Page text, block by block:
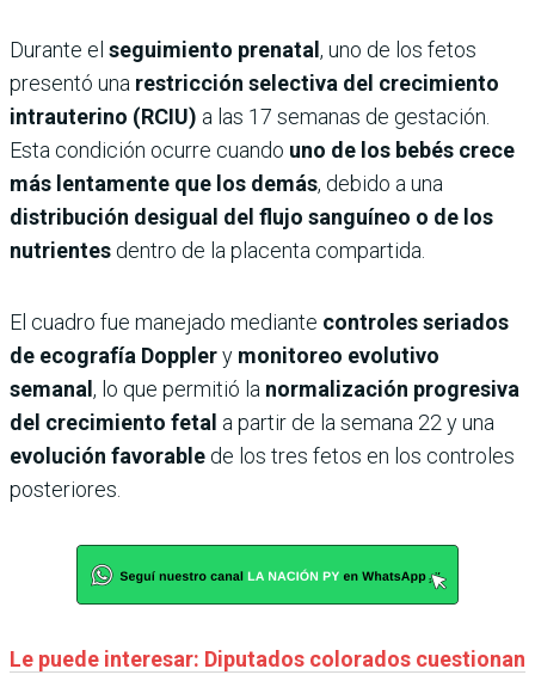
Durante el seguimiento prenatal , uno de los fetos
presentó una restricción selectiva del crecimiento
intrauterino (RCIU) a las 17 semanas de gestación.
Esta condición ocurre cuando uno de los bebés crece
más lentamente que los demás, debido a una
distribución desigual del flujo sanguíneo o de los
nutrientes dentro de la placenta compartida.
El cuadro fue manejado mediante controles seriados
de ecografía Dopplery monitoreo evolutivo
semanal , lo que permitió la normalización progresiva
del crecimiento fetal a partir de la semana 22 y una
evolución favorable de los tres fetos en los controles
posteriores.
Le puede interesar: Diputados colorados cuestionan